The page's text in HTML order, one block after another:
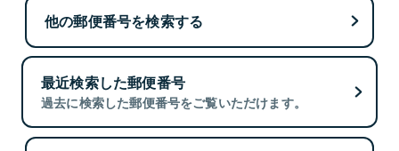
他の郵便番号を検索する
最近検索した郵便番号
過去に検索した郵便番号をご覧いただけます。